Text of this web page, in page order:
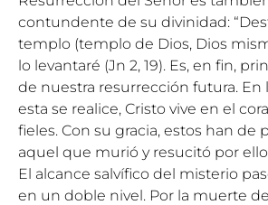
contundente de su divinidad:
templo (templo de Dios, Dios
lo levantaré (Jn 2, 19). Es, en fin,
de nuestra resurrección futura. En
esta se realice, Cristo vive en el
fieles. Con su gracia, estos han de
aquel que murió y resucitó por
El alcance salvífico del misterio
en un doble nivel. Por la muerte